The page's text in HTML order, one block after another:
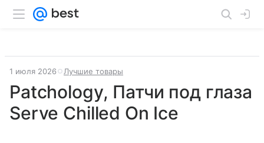
1 июля 2026 Лучшие товары
Patchology, Патчи под глаза
Serve Chilled On Ice